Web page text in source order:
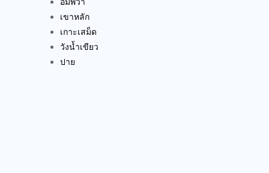
เขาหลัก
เกาะเสม็ด
วังน้ำเขียว
ปาย